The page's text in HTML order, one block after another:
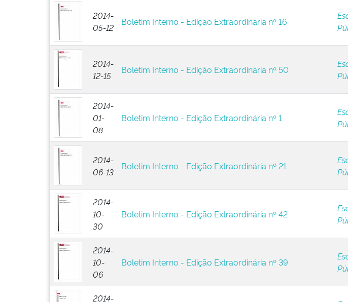
2014-
05-12
Boletim Interno - Edição Extraordinária nº 16
2014-
12-15
Boletim Interno - Edição Extraordinária nº 50
2014-
01-
08
Boletim Interno - Edição Extraordinária nº 1
2014-
06-13
Boletim Interno - Edição Extraordinária nº 21
2014-
10-
30
Boletim Interno - Edição Extraordinária nº 42
2014-
10-
06
Boletim Interno - Edição Extraordinária nº 39
2014-